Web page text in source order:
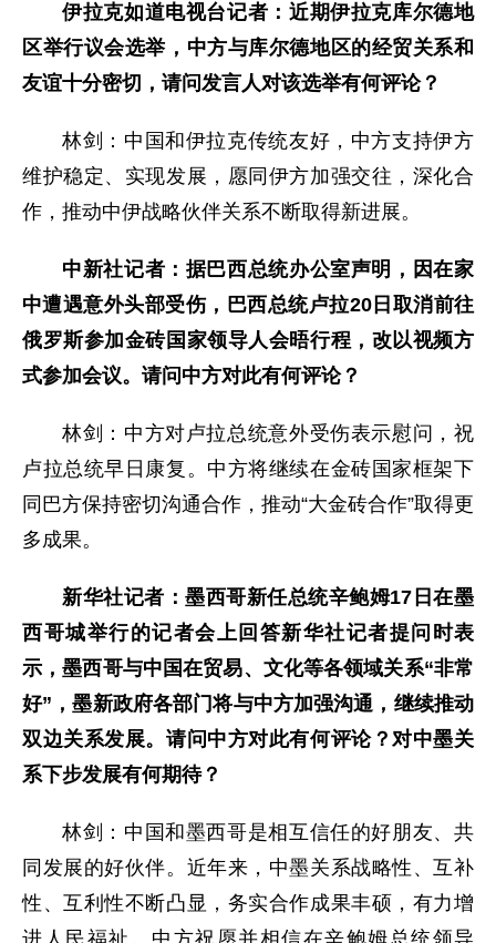
伊拉克如道电视台记者：近期伊拉克库尔德地
区举行议会选举，中方与库尔德地区的经贸关系和
友谊十分密切，请问发言人对该选举有何评论？
林剑：中国和伊拉克传统友好，中方支持伊方
维护稳定、实现发展，愿同伊方加强交往，深化合
作，推动中伊战略伙伴关系不断取得新进展。
中新社记者：据巴西总统办公室声明，因在家
中遭遇意外头部受伤，巴西总统卢拉20日取消前往
俄罗斯参加金砖国家领导人会晤行程，改以视频方
式参加会议。请问中方对此有何评论？
林剑：中方对卢拉总统意外受伤表示慰问，祝
卢拉总统早日康复。中方将继续在金砖国家框架下
同巴方保持密切沟通合作，推动“大金砖合作”取得更
多成果。
新华社记者：墨西哥新任总统辛鲍姆17日在墨
西哥城举行的记者会上回答新华社记者提问时表
示，墨西哥与中国在贸易、文化等各领域关系“非常
好”，墨新政府各部门将与中方加强沟通，继续推动
双边关系发展。请问中方对此有何评论？对中墨关
系下步发展有何期待？
林剑：中国和墨西哥是相互信任的好朋友、共
同发展的好伙伴。近年来，中墨关系战略性、互补
性、互利性不断凸显，务实合作成果丰硕，有力增